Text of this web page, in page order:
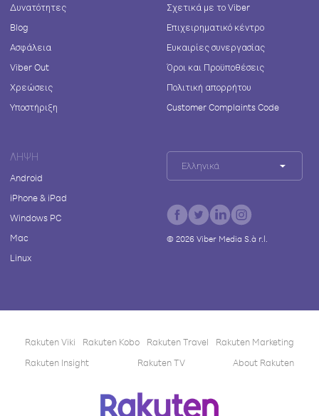
Δυνατότητες
Blog
Ασφάλεια
Viber Out
Χρεώσεις
Υποστήριξη
Σχετικά με το Viber
Επιχειρηματικό κέντρο
Ευκαιρίες συνεργασίας
Όροι και Προϋποθέσεις
Πολιτική απορρήτου
Customer Complaints Code
ΛΉΨΗ
Android
iPhone & iPad
Windows PC
Mac
Linux
Ελληνικά
© 2026Viber Media S.à r.l.
Rakuten Viki Rakuten Kobo Rakuten Travel
Rakuten Marketing
Rakuten Insight
Rakuten TV About Rakuten